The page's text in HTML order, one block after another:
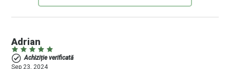
Adrian
Achiziție verificată
Sep 23, 2024